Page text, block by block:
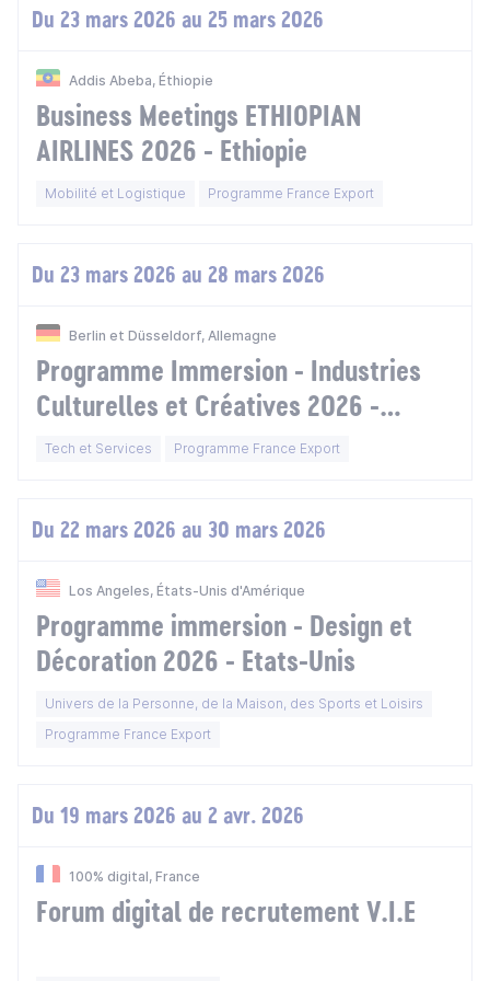
Du 23 mars 2026 au 25 mars 2026
Addis Abeba, Éthiopie
Business Meetings ETHIOPIAN
AIRLINES 2026 - Ethiopie
Mobilité et Logistique Programme France Export
Du 23 mars 2026 au 28 mars 2026
Berlin et Düsseldorf, Allemagne
Programme Immersion - Industries
Culturelles et Créatives 2026 -
Allemagne
Tech et Services Programme France Export
Du 22 mars 2026 au 30 mars 2026
Los Angeles, États-Unis d'Amérique
Programme immersion - Design et
Décoration 2026 - Etats-Unis
Univers de la Personne, de la Maison, des Sports et Loisirs
Programme France Export
Du 19 mars 2026 au 2 avr. 2026
100% digital, France
Forum digital de recrutement V.I.E